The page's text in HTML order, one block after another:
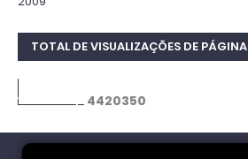
TOTAL DE VISUALIZAÇÕES DE PÁGINA
4420350